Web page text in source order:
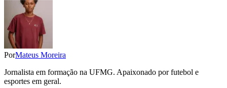
PorMateus Moreira
Jornalista em formação na UFMG. Apaixonado por futebol e
esportes em geral.